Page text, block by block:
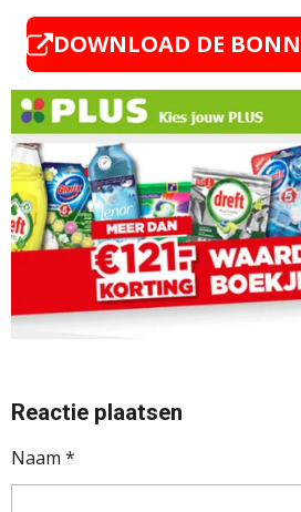
DOWNLOAD DE
Reactie plaatsen
Naam *